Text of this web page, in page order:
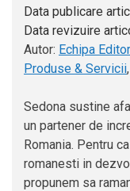
Data publicare
Data revizuire
Autor: Echipa
Produse & Servicii,
Sedona sustine
un partener de
Romania. Pentru
romanesti in
propunem sa